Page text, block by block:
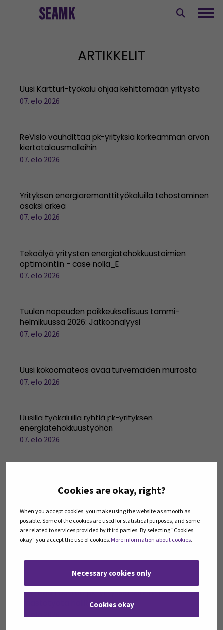
Cookies are okay, right?
When you accept cookies, you make using the website as smooth as
possible. Some of the cookies are used for statistical purposes, and some
are related to services provided by third parties. By selecting "Cookies
okay" you accept the use of cookies. More information about cookies.
Necessary cookies only
Cookies okay
ARTIKKELIT
Uusi Kartturi-työkalu ohjaa kehittämään yritystä
07. elo 2026
ReVisio vauhdittaa pk-yrityksiä korkeamman arvon
kiertotalousmalleihin
07. elo 2026
Yrityksen energiaremonttityökaluilla tehostaminen
osaksi arkea
07. elo 2026
Tekoälyä yritysten energiatehokkuustoimien
optimointiin - case nolla_E
07. elo 2026
Tuulen nopeuden poikkeuksellisuus tammi-
helmikuussa 2026: Jatkoanalyysi
07. elo 2026
Uusi kokoomateos avaa turvemaiden murrosta
07. elo 2026
Uusilla työkaluilla ryhtiä pk-yrityksen
energiatehokkuustyöhön
07. elo 2026
helmikuussa 2026
Ratkaisuja turvemaille – käytännön kokeiluja esillä
Seinäjoella ja verkossa 10.3.2026
RIIHI-Hiilari auttaa pk-yrityksiä suunnittelemaan
ilmastotyötä hallitusti
07. elo 2026